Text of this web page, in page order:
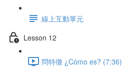
線上互動單元
Lesson 12
問特徵 ¿Cómo es? (7:36)